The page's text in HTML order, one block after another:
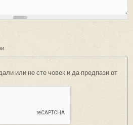
или не сте човек и да предпази от